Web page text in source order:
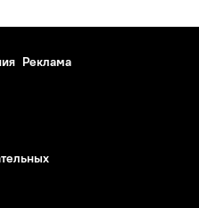
Реклама